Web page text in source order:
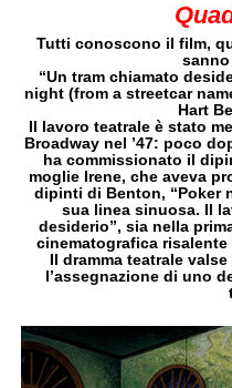
Tutti conoscono il film,
“Un tram chiamato
night (from a streetcar
Hart
Il lavoro teatrale è stato
Broadway nel ’47: poco
ha commissionato il
moglie Irene, che aveva
dipinti di Benton, “Poker
sua linea sinuosa. Il
desiderio”, sia nella
cinematografica risalente
Il dramma teatrale
l’assegnazione di uno